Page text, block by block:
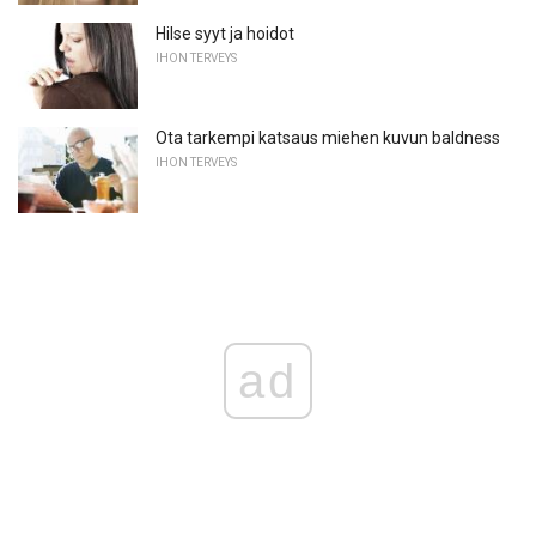
Hilse syyt ja hoidot
IHON TERVEYS
Ota tarkempi katsaus miehen kuvun baldness
IHON TERVEYS
ad